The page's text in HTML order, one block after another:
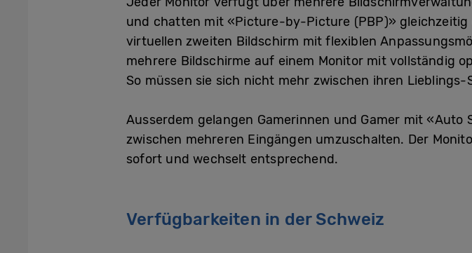
und chatten mit «Picture-by-Picture (PBP)»
virtuellen zweiten Bildschirm mit flexiblen
mehrere Bildschirme auf einem Monitor mit vollständig
So müssen sie sich nicht mehr zwischen ihren
Ausserdem gelangen Gamerinnen und Gamer mit
zwischen mehreren Eingängen umzuschalten. Der
sofort und wechselt entsprechend.
Verfügbarkeiten in der Schweiz